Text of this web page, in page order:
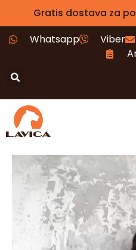
Gratis dostava za
Whatsapp
Viber